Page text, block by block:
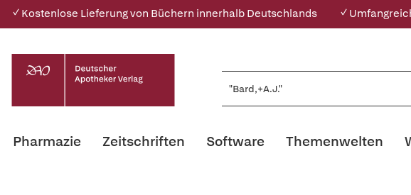
✓ Kostenlose Lieferung von Büchern innerhalb Deutschlands ✓
Pharmazie Zeitschriften Software Themenwelten